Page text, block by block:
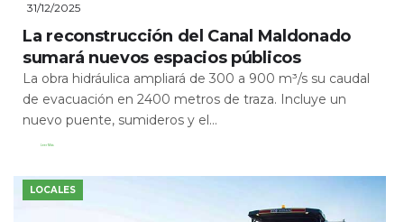
31/12/2025
La reconstrucción del Canal Maldonado
sumará nuevos espacios públicos
La obra hidráulica ampliará de 300 a 900 m³/s su caudal
de evacuación en 2400 metros de traza. Incluye un
nuevo puente, sumideros y el...
Leer Más
LOCALES